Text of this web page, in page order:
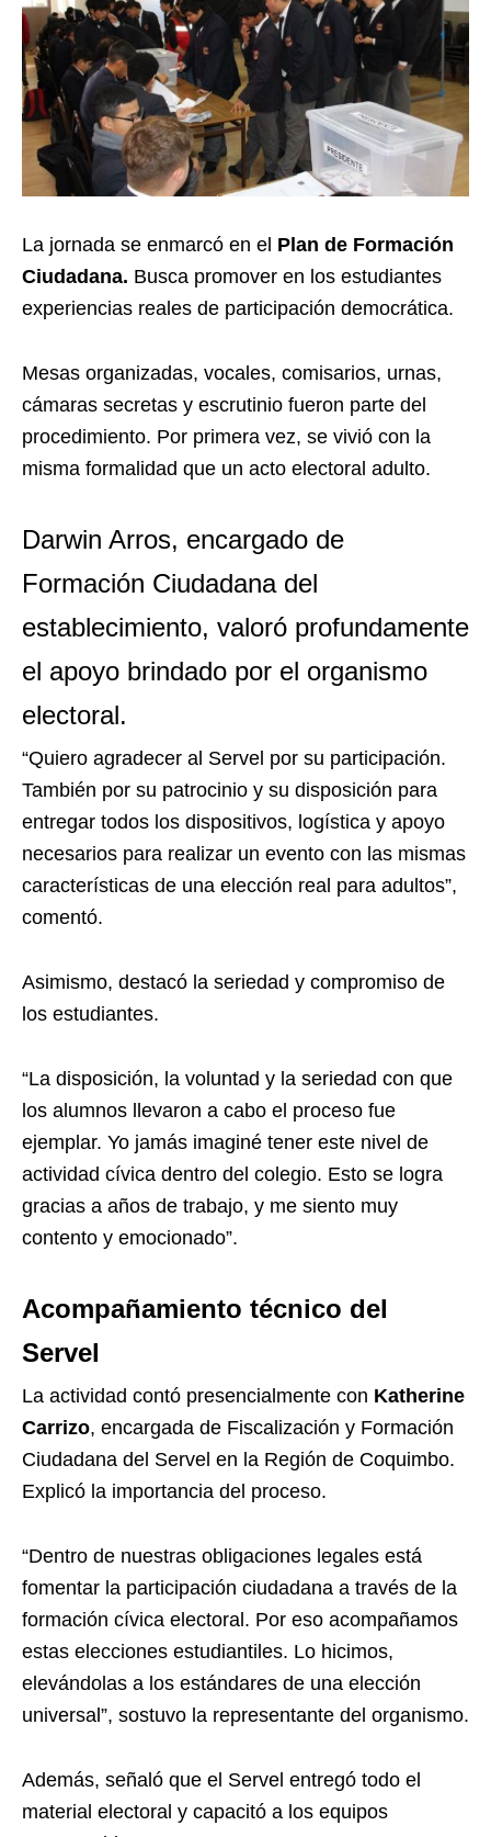
La jornada se enmarcó en el Plan de Formación
Ciudadana. Busca promover en los estudiantes
experiencias reales de participación democrática.
Mesas organizadas, vocales, comisarios, urnas,
cámaras secretas y escrutinio fueron parte del
procedimiento. Por primera vez, se vivió con la
misma formalidad que un acto electoral adulto.
Darwin Arros, encargado de
Formación Ciudadana del
establecimiento, valoró profundamente
el apoyo brindado por el organismo
electoral.
“Quiero agradecer al Servel por su participación.
También por su patrocinio y su disposición para
entregar todos los dispositivos, logística y apoyo
necesarios para realizar un evento con las mismas
características de una elección real para adultos”,
comentó.
Asimismo, destacó la seriedad y compromiso de
los estudiantes.
“La disposición, la voluntad y la seriedad con que
los alumnos llevaron a cabo el proceso fue
ejemplar. Yo jamás imaginé tener este nivel de
actividad cívica dentro del colegio. Esto se logra
gracias a años de trabajo, y me siento muy
contento y emocionado”.
Acompañamiento técnico del
Servel
La actividad contó presencialmente con Katherine
Carrizo, encargada de Fiscalización y Formación
Ciudadana del Servel en la Región de Coquimbo.
Explicó la importancia del proceso.
“Dentro de nuestras obligaciones legales está
fomentar la participación ciudadana a través de la
formación cívica electoral. Por eso acompañamos
estas elecciones estudiantiles. Lo hicimos,
elevándolas a los estándares de una elección
universal”, sostuvo la representante del organismo.
Además, señaló que el Servel entregó todo el
material electoral y capacitó a los equipos